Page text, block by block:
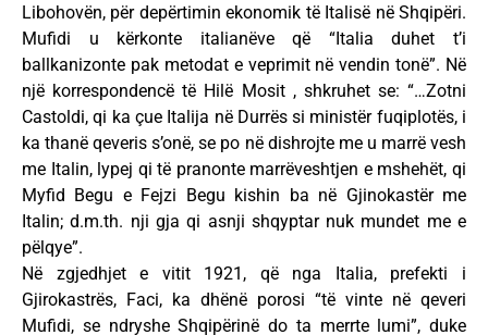
Libohovën, për depërtimin ekonomik të Italisë në Shqipëri.
Mufidi u kërkonte italianëve që “Italia duhet t’i
ballkanizonte pak metodat e veprimit në vendin tonë”. Në
një korrespondencë të Hilë Mosit , shkruhet se: “…Zotni
Castoldi, qi ka çue Italija në Durrës si ministër fuqiplotës, i
ka thanë qeveris s’onë, se po në dishrojte me u marrë vesh
me Italin, lypej qi të pranonte marrëveshtjen e mshehët, qi
Myfid Begu e Fejzi Begu kishin ba në Gjinokastër me
Italin; d.m.th. nji gja qi asnji shqyptar nuk mundet me e
pëlqye”.
Në zgjedhjet e vitit 1921, që nga Italia, prefekti i
Gjirokastrës, Faci, ka dhënë porosi “të vinte në qeveri
Mufidi, se ndryshe Shqipërinë do ta merrte lumi”, duke